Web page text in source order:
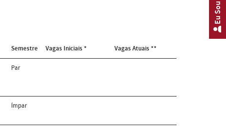
Semestre Vagas Iniciais * Vagas Atuais **
Par
Ímpar
Eu Sou